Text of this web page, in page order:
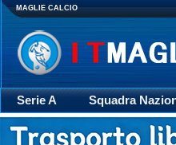
MAGLIE CALCIO
Serie A Squadra
Giacca
Rugby